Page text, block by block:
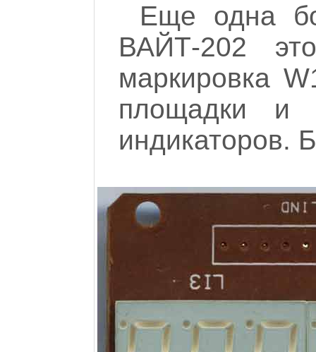
Еще одна
ВАЙТ-202
маркировка
площадки и
индикаторов.